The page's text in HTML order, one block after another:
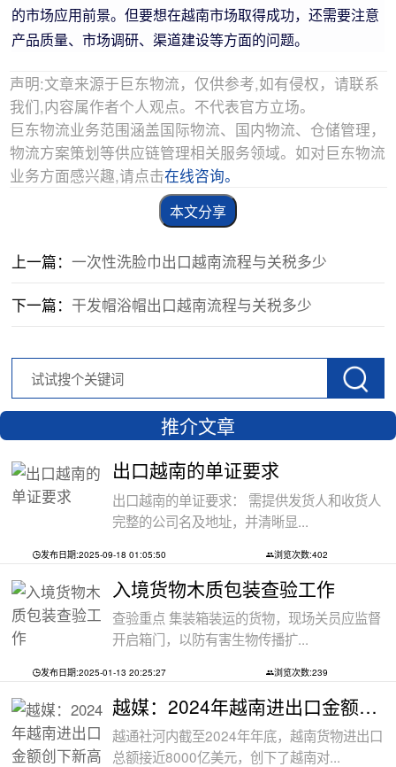
的市场应用前景。但要想在越南市场取得成功，还需要注意
产品质量、市场调研、渠道建设等方面的问题。
声明:文章来源于巨东物流，仅供参考,如有侵权，请联系
我们,内容属作者个人观点。不代表官方立场。
巨东物流业务范围涵盖国际物流、国内物流、仓储管理，
物流方案策划等供应链管理相关服务领域。如对巨东物流
业务方面感兴趣,请点击在线咨询。
本文分享
上一篇：一次性洗脸巾出口越南流程与关税多少
下一篇： 干发帽浴帽出口越南流程与关税多少
推介文章
出口越南的单证要求
出口越南的单证要求： 需提供发货人和收货人
完整的公司名及地址，并清晰显...
发布日期:2025-09-18 01:05:50 浏览次数:402
入境货物木质包装查验工作
查验重点 集装箱装运的货物，现场关员应监督
开启箱门，以防有害生物传播扩...
发布日期:2025-01-13 20:25:27 浏览次数:239
越媒：2024年越南进出口金额创下新高纪录
越通社河内截至2024年年底，越南货物进出口
总额接近8000亿美元，创下了越南对...